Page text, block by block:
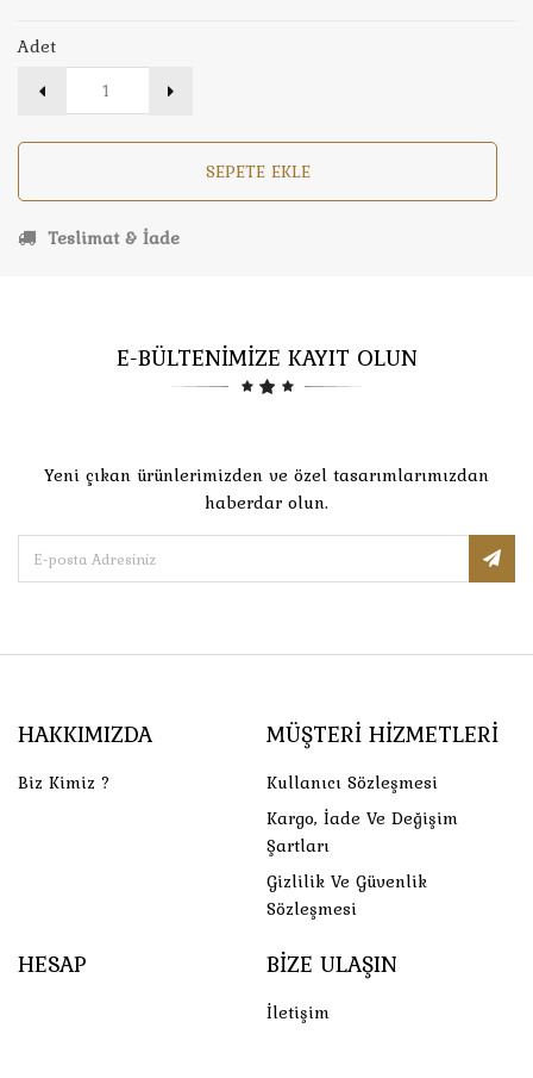
Adet
SEPETE EKLE
Teslimat & İade
E-BÜLTENİMİZE KAYIT OLUN
Yeni çıkan ürünlerimizden ve özel tasarımlarımızdan
haberdar olun.
HAKKIMIZDA
Biz Kimiz ?
MÜŞTERI HIZMETLERI
Kullanıcı Sözleşmesi
Kargo, İade Ve Değişim
Şartları
Gizlilik Ve Güvenlik
Sözleşmesi
HESAP BIZE ULAŞIN
İletişim